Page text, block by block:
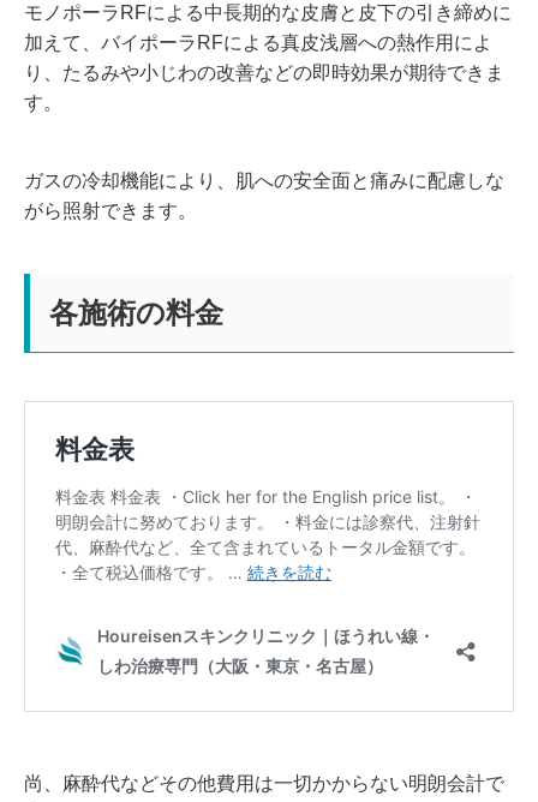
モノポーラRFによる中長期的な皮膚と皮下の引き締めに
加えて、バイポーラRFによる真皮浅層への熱作用によ
り、 たるみや小じわの改善などの即時効果が期待できま
す。
ガスの冷却機能により、肌への安全面と痛みに配慮しな
がら照射できます。
各施術の料金
尚、麻酔代などその他費用は一切かからない明朗会計で